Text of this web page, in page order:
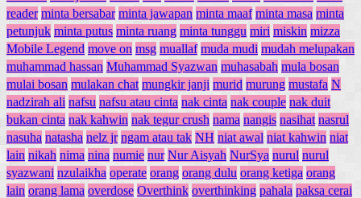
reader minta bersabar minta jawapan minta maaf minta masa minta
petunjuk minta putus minta ruang minta tunggu miri miskin mizza
Mobile Legend move on msg muallaf muda mudi mudah melupakan
muhammad hassan Muhammad Syazwan muhasabah mula bosan
mulai bosan mulakan chat mungkir janji murid murung mustafa N
nadzirah ali nafsu nafsu atau cinta nak cinta nak couple nak duit
bukan cinta nak kahwin nak tegur crush nama nangis nasihat nasrul
nasuha natasha nelz jr ngam atau tak NH niat awal niat kahwin niat
lain nikah nima nina numie nur Nur Aisyah NurSya nurul nurul
syazwani nzulaikha operate orang orang dulu orang ketiga orang
lain orang lama overdose Overthink overthinking pahala paksa cerai